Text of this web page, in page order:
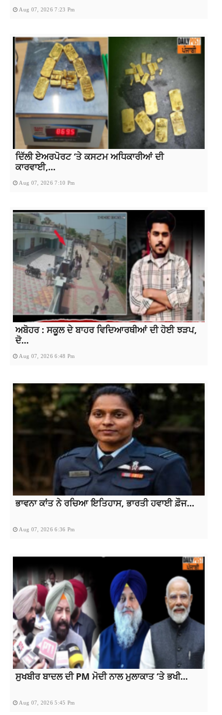
Aug 07, 2026 7:23 Pm
ਦਿੱਲੀ ਏਅਰਪੋਰਟ ‘ਤੇ ਕਸਟਮ ਅਧਿਕਾਰੀਆਂ ਦੀ
ਕਾਰਵਾਈ,...
Aug 07, 2026 7:10 Pm
ਅਬੋਹਰ : ਸਕੂਲ ਦੇ ਬਾਹਰ ਵਿਦਿਆਰਥੀਆਂ ਦੀ ਹੋਈ ਝੜਪ,
ਦੋ...
Aug 07, 2026 6:48 Pm
ਭਾਵਨਾ ਕਾਂਤ ਨੇ ਰਚਿਆ ਇਤਿਹਾਸ, ਭਾਰਤੀ ਹਵਾਈ ਫ਼ੌਜ...
Aug 07, 2026 6:36 Pm
ਸੁਖਬੀਰ ਬਾਦਲ ਦੀ PM ਮੋਦੀ ਨਾਲ ਮੁਲਾਕਾਤ ‘ਤੇ ਭਖੀ...
Aug 07, 2026 5:45 Pm